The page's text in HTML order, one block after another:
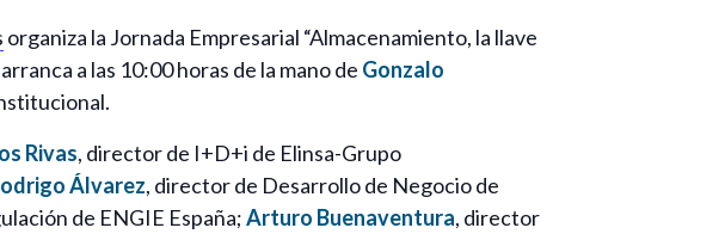
organiza la Jornada Empresarial “Almacenamiento, la llave
a las 10:00 horas de la mano de Gonzalo
Rivas, director de I+D+i de Elinsa-Grupo
Álvarez, director de Desarrollo de Negocio de
de ENGIE España;Arturo Buenaventura, director